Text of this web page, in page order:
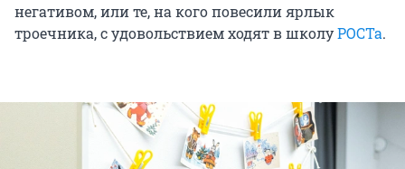
негативом, или те, на кого повесили ярлык
троечника, с удовольствием ходят в школуРОСТа.